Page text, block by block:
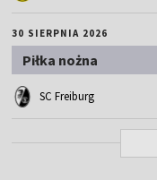
30 SIERPNIA 2026
Piłka nożna
SC Freiburg